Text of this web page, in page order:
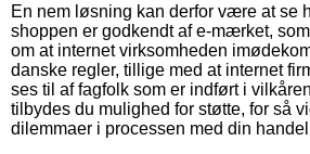
En nem løsning kan derfor være at se
shoppen er godkendt af e-mærket,
om at internet virksomheden
danske regler, tillige med at internet
ses til af fagfolk som er indført i
tilbydes du mulighed for støtte, for så
dilemmaer i processen med din